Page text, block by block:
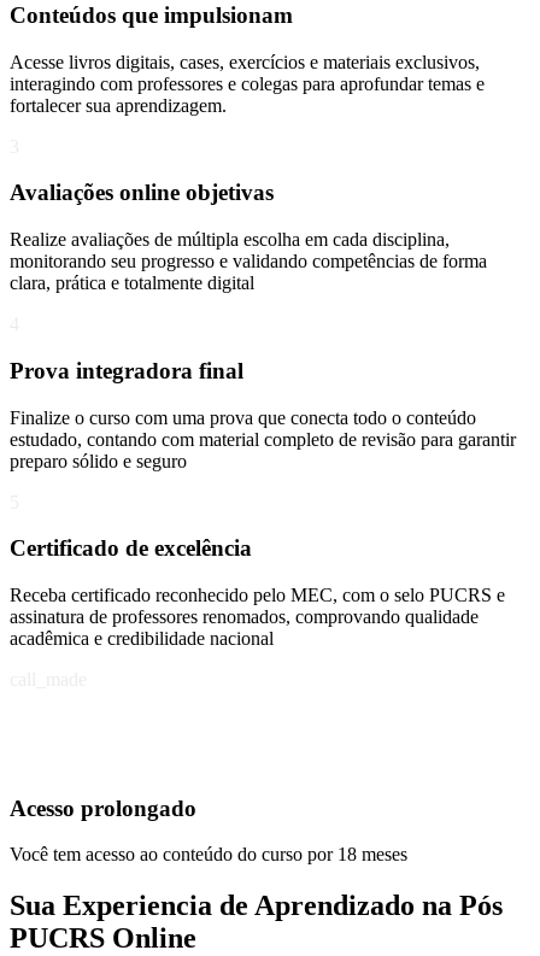
Conteúdos que impulsionam
Acesse livros digitais, cases, exercícios e materiais exclusivos,
interagindo com professores e colegas para aprofundar temas e
fortalecer sua aprendizagem.
Avaliações online objetivas
Realize avaliações de múltipla escolha em cada disciplina,
monitorando seu progresso e validando competências de forma
clara, prática e totalmente digital
Prova integradora final
Finalize o curso com uma prova que conecta todo o conteúdo
estudado, contando com material completo de revisão para garantir
preparo sólido e seguro
Certificado de excelência
Receba certificado reconhecido pelo MEC, com o selo PUCRS e
assinatura de professores renomados, comprovando qualidade
acadêmica e credibilidade nacional
Acesso prolongado
Você tem acesso ao conteúdo do curso por 18 meses
Sua Experiencia de Aprendizado na Pós
PUCRS Online